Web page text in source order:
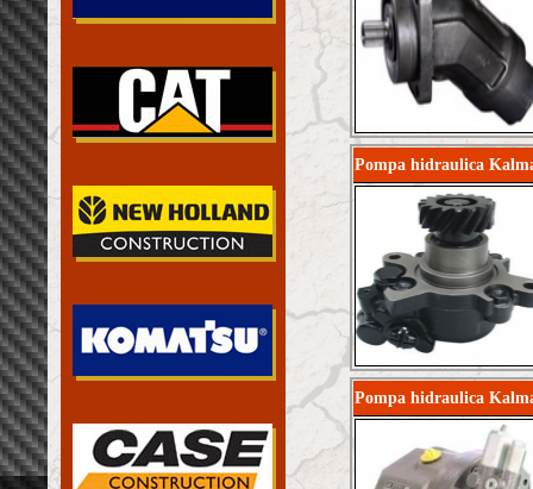
Pompa hidraulica
Pompa hidraulica